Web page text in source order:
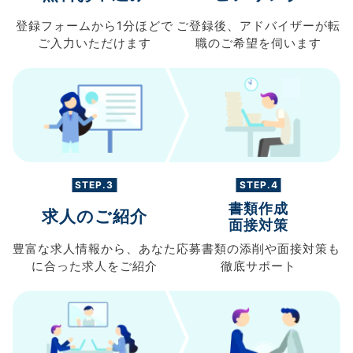
登録フォームから 1分ほどで
ご入力 いただけます
ご登録後、 アドバイザーが転
職のご希望を伺います
STEP.3
求人のご紹介
豊富な求人情報から、 あなた
に合った求人を ご紹介
STEP.4
書類作成
面接対策
応募書類の添削や面接対策も
徹底サポート